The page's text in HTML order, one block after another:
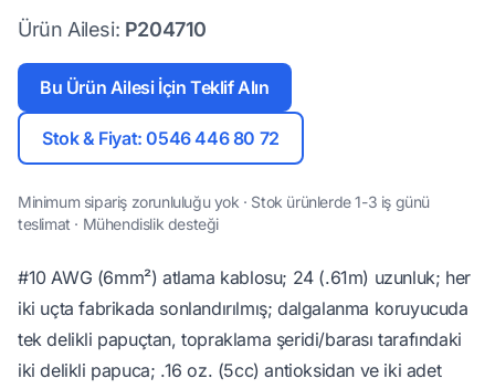
Ürün Ailesi: P204710
Bu Ürün Ailesi İçin Teklif Alın
Stok & Fiyat: 0546 446 80 72
Minimum sipariş zorunluluğu yok · Stok ürünlerde 1-3 iş günü
teslimat · Mühendislik desteği
#10 AWG (6mm²) atlama kablosu; 24 (.61m) uzunluk; her
iki uçta fabrikada sonlandırılmış; dalgalanma koruyucuda
tek delikli papuçtan, topraklama şeridi/barası tarafındaki
iki delikli papuca; .16 oz. (5cc) antioksidan ve iki adet